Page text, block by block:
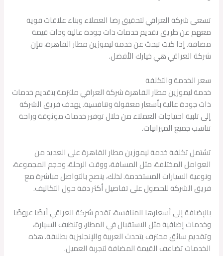
تسعى شركة العراقي لتحقيق رضا العملاء وبناء علاقات قوية
معهم عن طريق تقديم خدمات ذات جودة عالية وذات قيمة
مضافة. إذا كنت تبحث عن خدمة ليموزين مطار القاهرة، فإن
شركة العراقي هي خيارك الأفضل.
سعر الخدمة والتكلفة
خدمة ليموزين مطار القاهرة شركة العراقي ملتزمة بتقديم خدمات
ذات جودة عالية بأسعار معقولة وتنافسية. يهدف فريق الشركة
إلى تلبية احتياجات العملاء من خلال توفير خدمات موثوقة وراحة
تناسب جميع الميزانيات.
تشتمل تكلفة خدمة ليموزين مطار القاهرة على العديد من
العوامل المختلفة، مثل المسافة، ووقت الرحلة، وحجم المجموعة،
ونوعية السيارات المستخدمة. لذلك، ينصح بالتواصل مباشرة مع
فريق الشركة للحصول على تفاصيل أكثر دقة حول التكاليف.
بالإضافة إلى أسعارها المنافسة، تقدم شركة العراقي أيضًا عروضًا
وخدمات إضافية مثل الاستقبال في المطار، وتنظيف السيارة،
وتقديم سائق محترف يتحدث العربية والإنجليزية بطلاقة. هذه
الخدمات تضاعف القيمة المضافة لتجربة العميل.